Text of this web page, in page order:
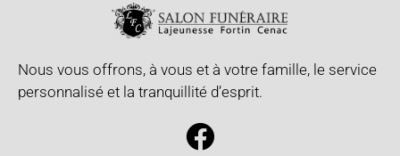
Nous vous offrons, à vous et à votre famille, le service
personnalisé et la tranquillité d’esprit.